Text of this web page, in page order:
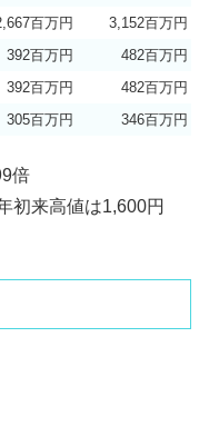
百万円
3,152百万円
392百万円
482百万円
392百万円
482百万円
305百万円 346百万円
倍
初来高値は1,600円